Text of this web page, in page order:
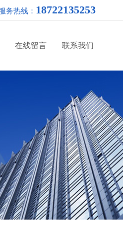
务热线： 18722135253
在线留言 联系我们